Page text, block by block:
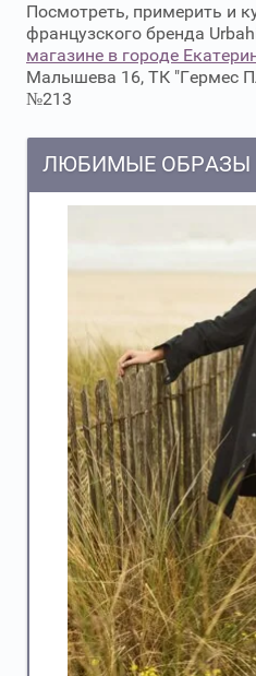
Посмотреть, примерить и
французского бренда
магазине в городе
Малышева 16, ТК "Гермес
№213
ЛЮБИМЫЕ ОБРАЗЫ